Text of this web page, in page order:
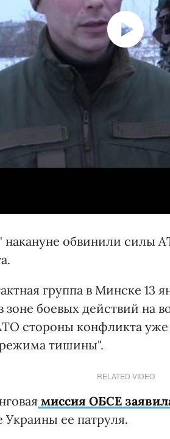
накануне обвинили силы
группа в Минске 13
зоне боевых действий на
стороны конфликта
тишины".
RELATED VIDEO
миссия ОБСЕ
Украины ее патруля.